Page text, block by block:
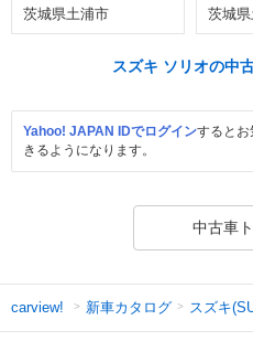
茨城県土浦市 茨城
スズキ ソリオの中
Yahoo! JAPAN IDでログインするとお
きるようになります。
中古車
carview! 新車カタログ スズキ